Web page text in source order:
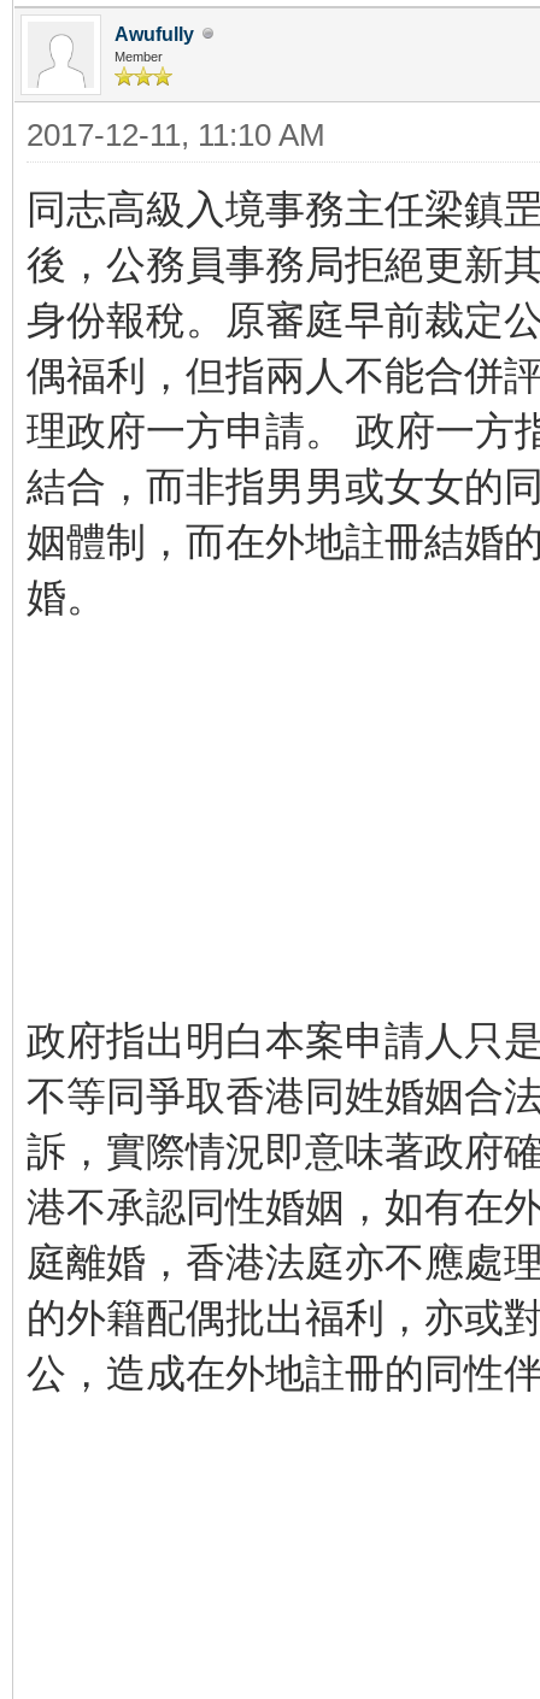
Awufully
Member
2017-12-11, 11:10 AM
同志高級入境事務主任梁鎮
後，公務員事務局拒絕更新
身份報稅。原審庭早前裁定
偶福利，但指兩人不能合併
理政府一方申請。 政府一方
結合，而非指男男或女女的
姻體制，而在外地註冊結婚
婚。
政府指出明白本案申請人只
不等同爭取香港同姓婚姻合
訴，實際情況即意味著政府
港不承認同性婚姻，如有在
庭離婚，香港法庭亦不應處
的外籍配偶批出福利，亦或
公，造成在外地註冊的同性